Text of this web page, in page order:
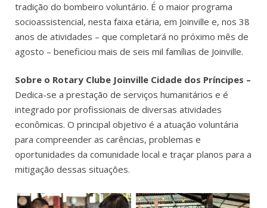
tradição do bombeiro voluntário. É o maior programa
socioassistencial, nesta faixa etária, em Joinville e, nos 38
anos de atividades – que completará no próximo mês de
agosto – beneficiou mais de seis mil famílias de Joinville.
Sobre o Rotary Clube Joinville Cidade dos Príncipes –
Dedica-se a prestação de serviços humanitários e é
integrado por profissionais de diversas atividades
econômicas. O principal objetivo é a atuação voluntária
para compreender as carências, problemas e
oportunidades da comunidade local e traçar planos para a
mitigação dessas situações.